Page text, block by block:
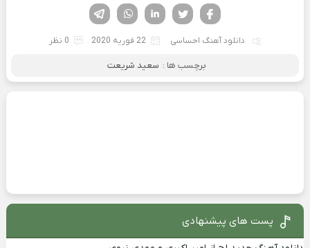
لینکدین تویتر
فیسوک
دانلود آهنگ احساسی 22 فوریه 2020 0 نظر
برچسب ها : سعید شریعت
پست های پیشنهادی